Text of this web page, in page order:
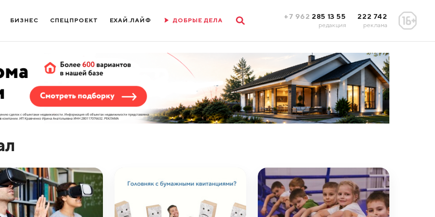
БИЗНЕС СПЕЦПРОЕКТ ЕХАЙ.ЛАЙФ ДОБРЫЕ ДЕЛА +7 962 285 13 55
редакция
222 742
реклама